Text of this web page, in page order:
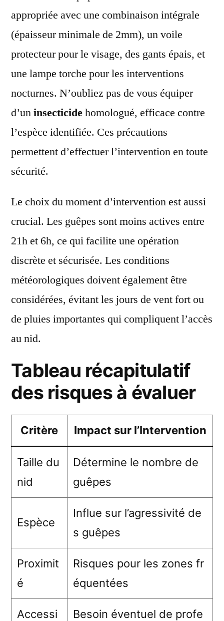
appropriée avec une combinaison intégrale
(épaisseur minimale de 2mm), un voile
protecteur pour le visage, des gants épais, et
une lampe torche pour les interventions
nocturnes. N’oubliez pas de vous équiper
d’uninsecticidehomologué, efficace contre
l’espèce identifiée. Ces précautions
permettent d’effectuer l’intervention en toute
sécurité.
Le choix du moment d’intervention est aussi
crucial. Les guêpes sont moins actives entre
21h et 6h, ce qui facilite une opération
discrète et sécurisée. Les conditions
météorologiques doivent également être
considérées, évitant les jours de vent fort ou
de pluies importantes qui compliquent l’accès
au nid.
Tableau récapitulatif
des risques à évaluer
Critère Impact sur l’Intervention
Taille du
nid
Détermine le nombre de
guêpes
Espèce
Influe sur l’agressivité de
s guêpes
Proximit
é
Risques pour les zones fr
équentées
Accessi Besoin éventuel de profe